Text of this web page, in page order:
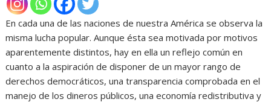
En cada una de las naciones de nuestra América se observa la
misma lucha popular. Aunque ésta sea motivada por motivos
aparentemente distintos, hay en ella un reflejo común en
cuanto a la aspiración de disponer de un mayor rango de
derechos democráticos, una transparencia comprobada en el
manejo de los dineros públicos, una economía redistributiva y